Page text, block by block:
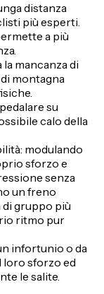
distanza
più esperti.
a più
mancanza di
montagna
su
calo della
modulando
sforzo e
senza
un freno
di gruppo più
ritmo pur
infortunio o da
loro sforzo ed
le salite.